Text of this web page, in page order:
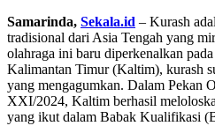
Samarinda, Sekala.id – Kurash
tradisional dari Asia Tengah yang
olahraga ini baru diperkenalkan
Kalimantan Timur (Kaltim), kurash
yang mengagumkan. Dalam Pekan
XXI/2024, Kaltim berhasil
yang ikut dalam Babak Kualifikasi